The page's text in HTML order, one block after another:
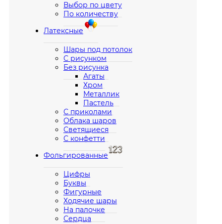
Выбор по цвету
По количеству
Латексные
Шары под потолок
С рисунком
Без рисунка
Агаты
Хром
Металлик
Пастель
С приколами
Облака шаров
Светящиеся
С конфетти
Фольгированные
Цифры
Буквы
Фигурные
Ходячие шары
На палочке
Сердца